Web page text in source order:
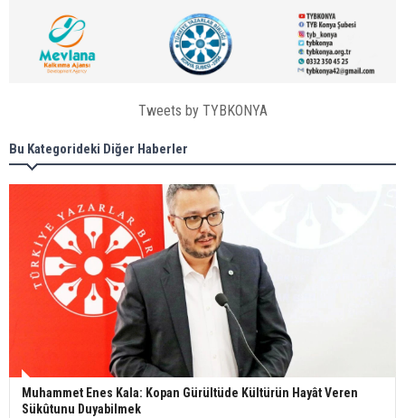
Tweets by TYBKONYA
Bu Kategorideki Diğer Haberler
Muhammet Enes Kala: Kopan Gürültüde Kültürün Hayât Veren
Sükûtunu Duyabilmek